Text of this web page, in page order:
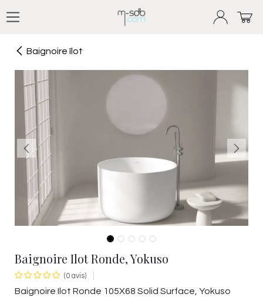
Baignoire îlot
Baignoire Ilot Ronde, Yokuso
(0 avis)
Baignoire Ilot Ronde 105X68 Solid Surface, Yokuso